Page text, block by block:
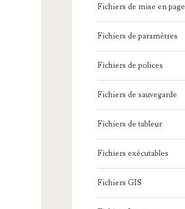
Fichiers de mise en page
Fichiers de paramètres
Fichiers de polices
Fichiers de sauvegarde
Fichiers de tableur
Fichiers exécutables
Fichiers GIS